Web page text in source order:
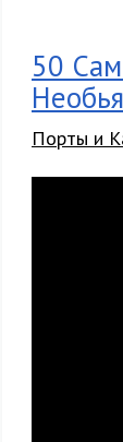
50
Порты и